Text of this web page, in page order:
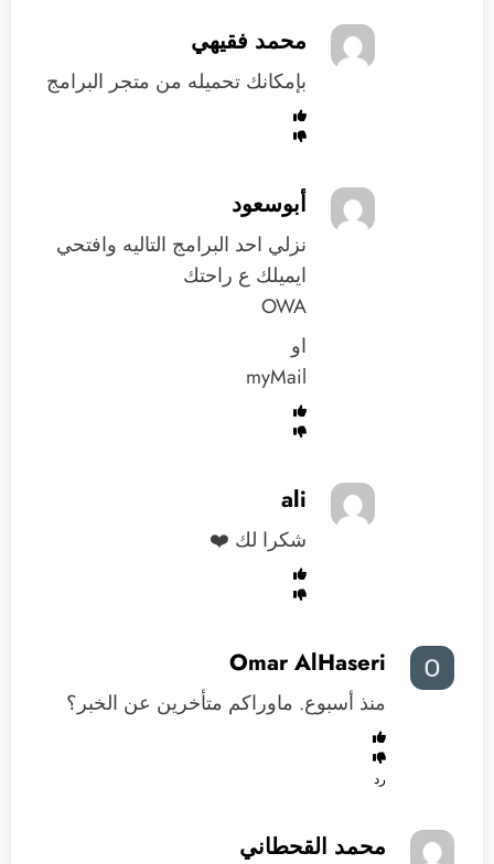
محمد فقيهي
بإمكانك تحميله من متجر البرامج
أبوسعود
نزلي احد البرامج التاليه وافتحي
ايميلك ع راحتك
OWA
او
myMail
ali
شكرا لك ❤️
Omar AlHaseri
منذ أسبوع. ماوراكم متأخرين عن الخبر؟
رد
محمد القحطاني